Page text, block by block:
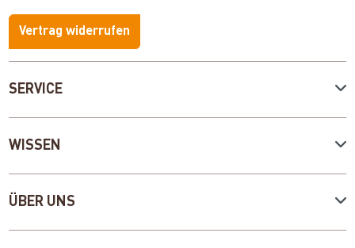
SERVICE
WISSEN
ÜBER UNS
Vertrag widerrufen